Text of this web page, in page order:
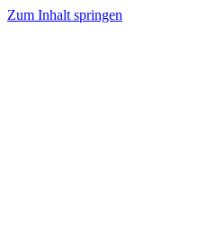
Zum Inhalt springen